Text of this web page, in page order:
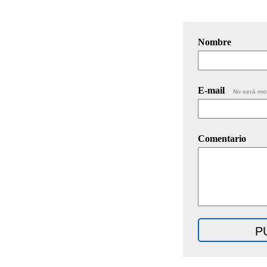
Nombre
E-mail No será
Comentario